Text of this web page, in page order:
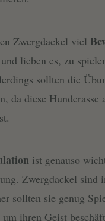
Zwergdackel viel
lieben es, zu
sollten die
da diese
ist genauso
Zwergdackel sind
sollten sie genug
ihren Geist